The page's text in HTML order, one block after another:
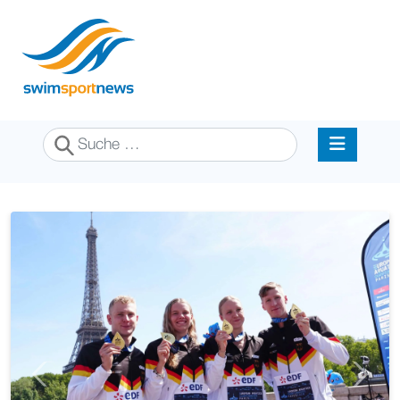
Suchen
Previous Next